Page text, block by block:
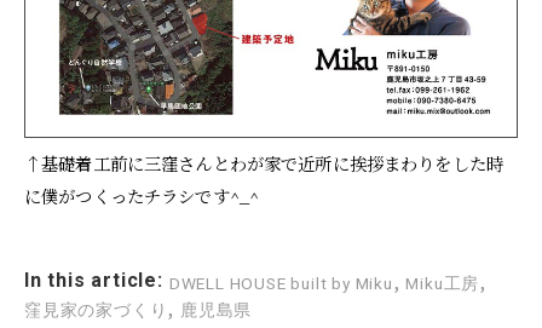
↑基礎着工前に三窪さんとわが家で近所に挨拶まわりをした時
に僕がつくったチラシです^_^
In this article: DWELL HOUSE built by Miku , Miku工房 ,
窪見家の家づくり , 鹿児島県